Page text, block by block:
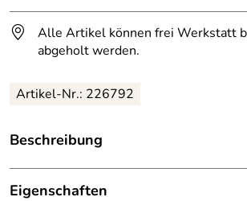
Alle Artikel können frei Werkstatt
abgeholt werden.
Artikel-Nr.: 226792
Beschreibung
Franz. Balkon aus V2A Edelstahl mit 6
Einzelfertigung.
Eigenschaften